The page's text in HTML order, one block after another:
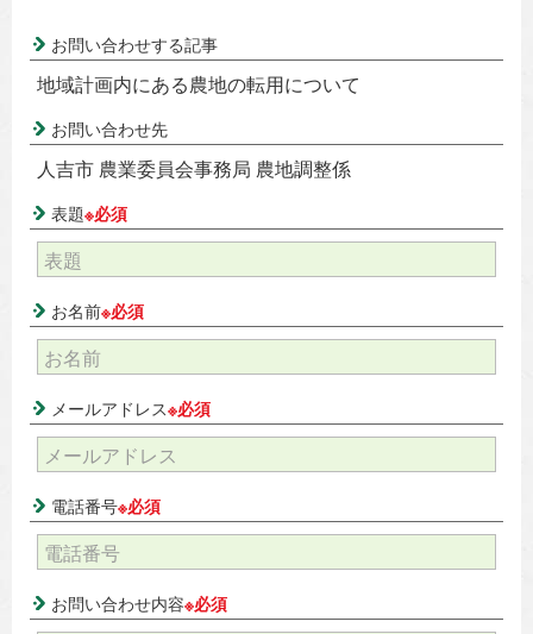
お問い合わせする記事
地域計画内にある農地の転用について
お問い合わせ先
人吉市 農業委員会事務局 農地調整係
表題※必須
お名前※必須
メールアドレス※必須
電話番号※必須
お問い合わせ内容※必須